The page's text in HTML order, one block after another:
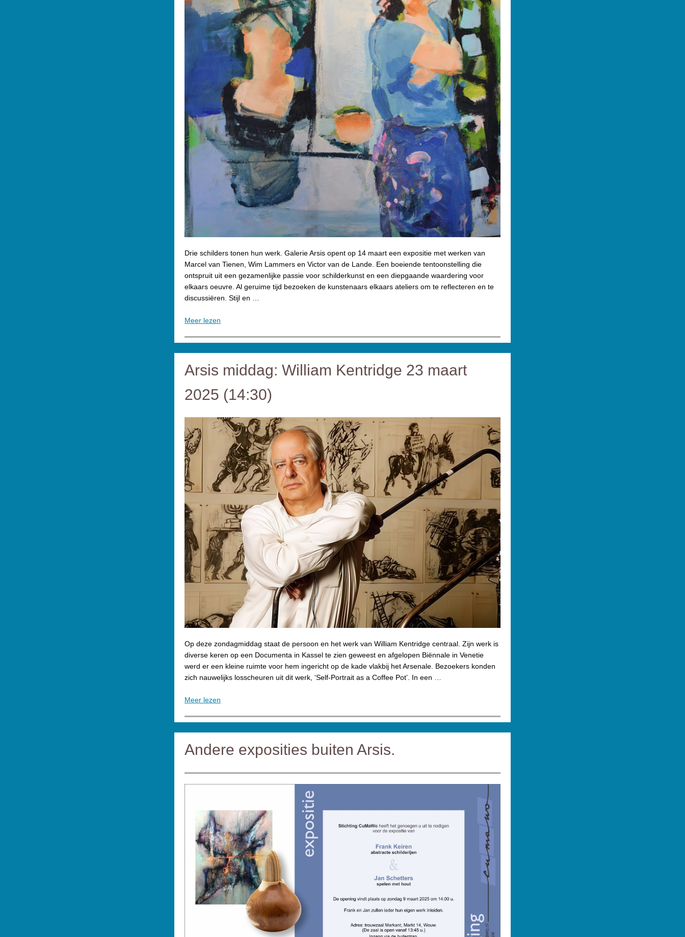
Drie schilders tonen hun werk. Galerie Arsis opent op 14 maart een expositie met werken van
Marcel van Tienen, Wim Lammers en Victor van de Lande. Een boeiende tentoonstelling die
ontspruit uit een gezamenlijke passie voor schilderkunst en een diepgaande waardering voor
elkaars oeuvre. Al geruime tijd bezoeken de kunstenaars elkaars ateliers om te reflecteren en te
discussiëren. Stijl en …
Meer lezen
Arsis middag: William Kentridge 23 maart
2025 (14:30)
Op deze zondagmiddag staat de persoon en het werk van William Kentridge centraal. Zijn werk is
diverse keren op een Documenta in Kassel te zien geweest en afgelopen Biënnale in Venetie
werd er een kleine ruimte voor hem ingericht op de kade vlakbij het Arsenale. Bezoekers konden
zich nauwelijks losscheuren uit dit werk, ‘Self-Portrait as a Coffee Pot’. In een …
Meer lezen
Andere exposities buiten Arsis.